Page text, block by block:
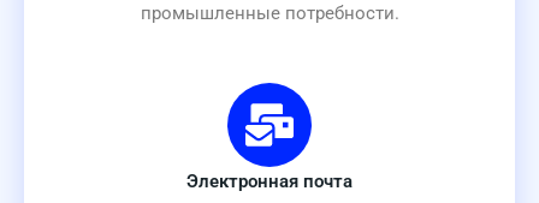
промышленные потребности.
Электронная почта